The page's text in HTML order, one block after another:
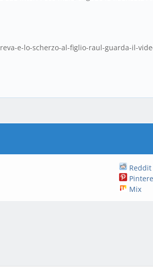
e-lo-scherzo-al-figlio-raul-guarda-il-
Reddit
Mix